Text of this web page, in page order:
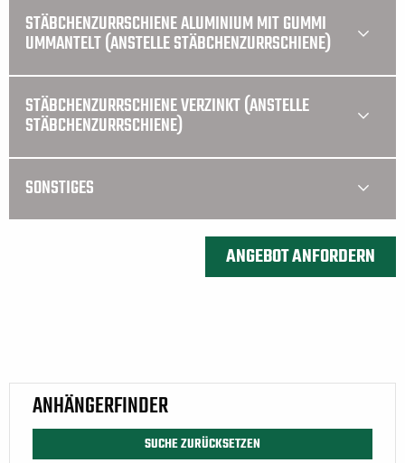
STÄBCHENZURRSCHIENE ALUMINIUM MIT GUMMI
UMMANTELT (ANSTELLE STÄBCHENZURRSCHIENE)
STÄBCHENZURRSCHIENE VERZINKT (ANSTELLE
STÄBCHENZURRSCHIENE)
SONSTIGES
ANHÄNGERFINDER
SUCHE ZURÜCKSETZEN